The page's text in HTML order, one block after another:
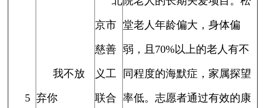
5
我不放
弃你
京市
慈善
义工
联合
堂老人年龄偏大，身体偏
弱，且70%以上的老人有不
同程度的海默症，家属探望
率低。志愿者通过有效的康